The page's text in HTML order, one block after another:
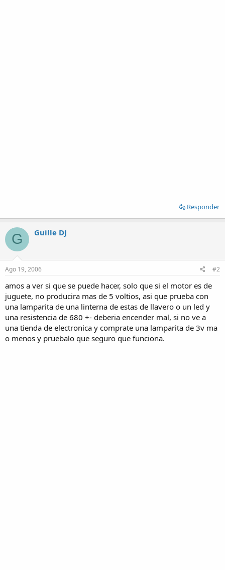
Responder
G Guille DJ
Ago 19, 2006 #2
amos a ver si que se puede hacer, solo que si el motor es de
juguete, no producira mas de 5 voltios, asi que prueba con
una lamparita de una linterna de estas de llavero o un led y
una resistencia de 680 +- deberia encender mal, si no ve a
una tienda de electronica y comprate una lamparita de 3v ma
o menos y pruebalo que seguro que funciona.